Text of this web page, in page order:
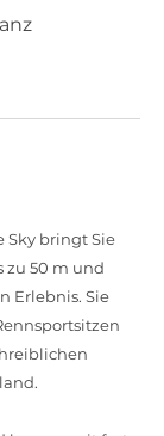
Sky bringt Sie
zu 50 m und
Erlebnis. Sie